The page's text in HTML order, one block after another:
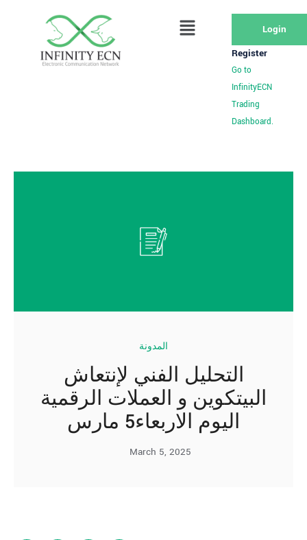
Login
Register
Go to
InfinityECN
Trading
Dashboard.
المدونة
التحليل الفني لإنتعاش
البيتكوين و العملات الرقمية
اليوم الاربعاء5 مارس
March 5, 2025